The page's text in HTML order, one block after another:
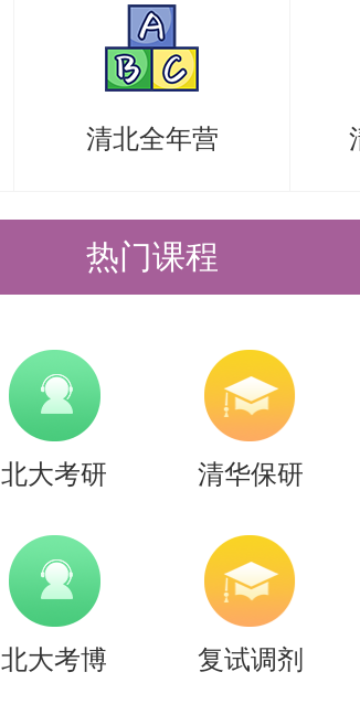
清北全年营
热门课程
北大考研 清华保研
北大考博 复试调剂